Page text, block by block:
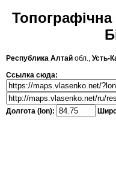
Топографічна
Республика Алтай обл., Усть-
Ссылка сюда:
Долгота (lon):